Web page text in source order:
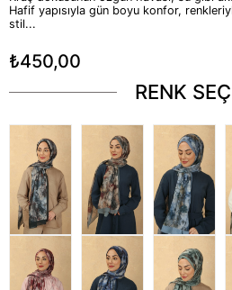
Hafif yapısıyla gün boyu konfor,
stil...
₺450,00
RENK